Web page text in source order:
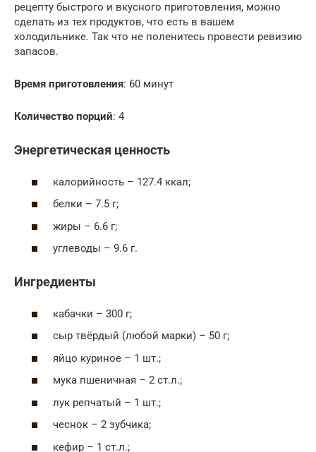
рецепту быстрого и вкусного приготовления, можно
сделать из тех продуктов, что есть в вашем
холодильнике. Так что не поленитесь провести ревизию
запасов.
Время приготовления: 60 минут
Количество порций: 4
Энергетическая ценность
калорийность – 127.4 ккал;
белки – 7.5 г;
жиры – 6.6 г;
углеводы – 9.6 г.
Ингредиенты
кабачки – 300 г;
сыр твёрдый (любой марки) – 50 г;
яйцо куриное – 1 шт.;
мука пшеничная – 2 ст.л.;
лук репчатый – 1 шт.;
чеснок – 2 зубчика;
кефир – 1 ст.л.;